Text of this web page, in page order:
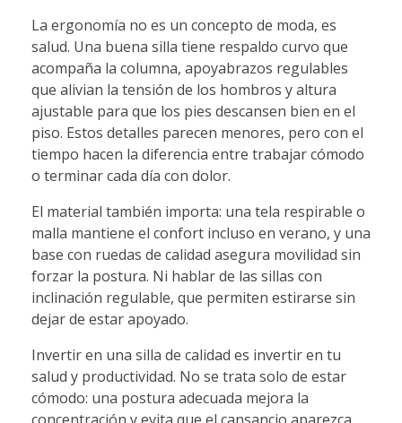
La ergonomía no es un concepto de moda, es
salud. Una buena silla tiene respaldo curvo que
acompaña la columna, apoyabrazos regulables
que alivian la tensión de los hombros y altura
ajustable para que los pies descansen bien en el
piso. Estos detalles parecen menores, pero con el
tiempo hacen la diferencia entre trabajar cómodo
o terminar cada día con dolor.
El material también importa: una tela respirable o
malla mantiene el confort incluso en verano, y una
base con ruedas de calidad asegura movilidad sin
forzar la postura. Ni hablar de las sillas con
inclinación regulable, que permiten estirarse sin
dejar de estar apoyado.
Invertir en una silla de calidad es invertir en tu
salud y productividad. No se trata solo de estar
cómodo: una postura adecuada mejora la
concentración y evita que el cansancio aparezca